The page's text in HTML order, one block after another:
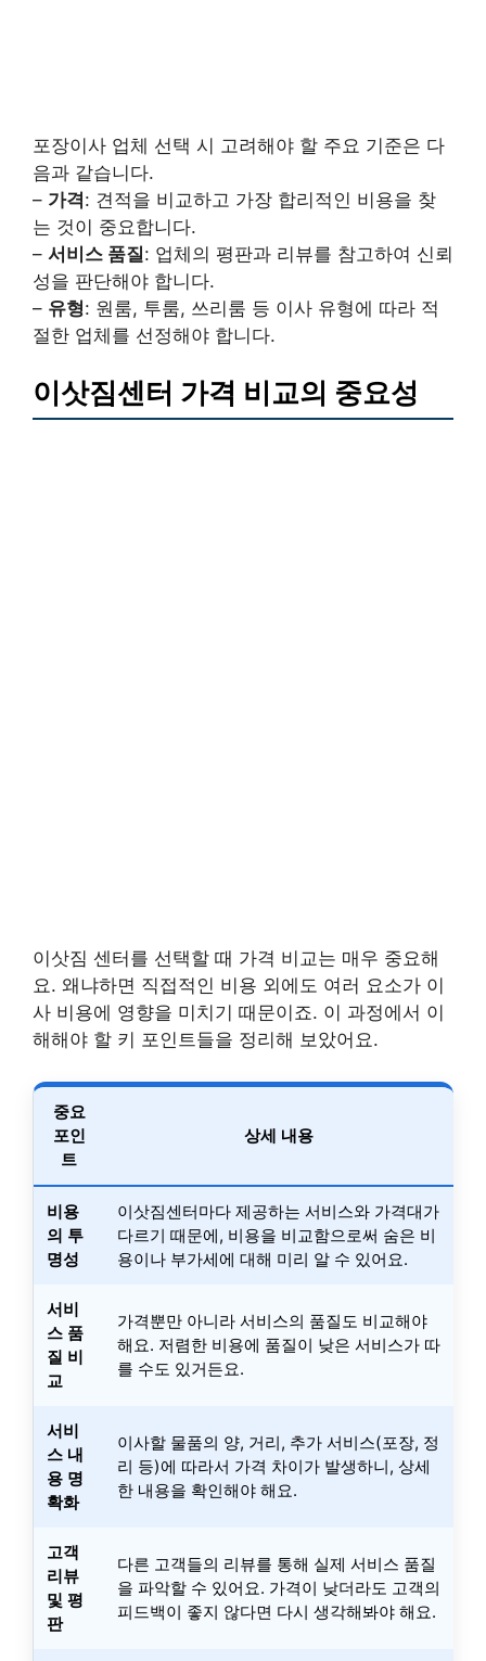
포장이사 업체 선택 시 고려해야 할 주요 기준은 다
음과 같습니다.
– 가격: 견적을 비교하고 가장 합리적인 비용을 찾
는 것이 중요합니다.
– 서비스 품질: 업체의 평판과 리뷰를 참고하여 신뢰
성을 판단해야 합니다.
– 유형: 원룸, 투룸, 쓰리룸 등 이사 유형에 따라 적
절한 업체를 선정해야 합니다.
이삿짐센터 가격 비교의 중요성
이삿짐 센터를 선택할 때 가격 비교는 매우 중요해
요. 왜냐하면 직접적인 비용 외에도 여러 요소가 이
사 비용에 영향을 미치기 때문이죠. 이 과정에서 이
해해야 할 키 포인트들을 정리해 보았어요.
중요
포인
트
상세 내용
비용
의 투
명성
이삿짐센터마다 제공하는 서비스와 가격대가
다르기 때문에, 비용을 비교함으로써 숨은 비
용이나 부가세에 대해 미리 알 수 있어요.
서비
스 품
질 비
교
가격뿐만 아니라 서비스의 품질도 비교해야
해요. 저렴한 비용에 품질이 낮은 서비스가 따
를 수도 있거든요.
서비
스 내
용 명
확화
이사할 물품의 양, 거리, 추가 서비스(포장, 정
리 등)에 따라서 가격 차이가 발생하니, 상세
한 내용을 확인해야 해요.
고객
리뷰
및 평
판
다른 고객들의 리뷰를 통해 실제 서비스 품질
을 파악할 수 있어요. 가격이 낮더라도 고객의
피드백이 좋지 않다면 다시 생각해봐야 해요.